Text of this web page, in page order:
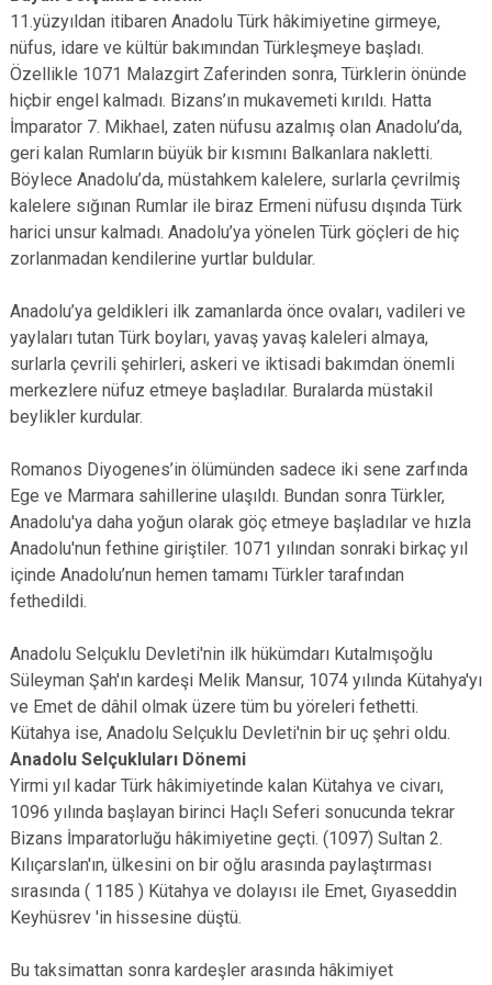
11.yüzyıldan itibaren Anadolu Türk hâkimiyetine girmeye,
nüfus, idare ve kültür bakımından Türkleşmeye başladı.
Özellikle 1071 Malazgirt Zaferinden sonra, Türklerin önünde
hiçbir engel kalmadı. Bizans’ın mukavemeti kırıldı. Hatta
İmparator 7. Mikhael, zaten nüfusu azalmış olan Anadolu’da,
geri kalan Rumların büyük bir kısmını Balkanlara nakletti.
Böylece Anadolu’da, müstahkem kalelere, surlarla çevrilmiş
kalelere sığınan Rumlar ile biraz Ermeni nüfusu dışında Türk
harici unsur kalmadı. Anadolu’ya yönelen Türk göçleri de hiç
zorlanmadan kendilerine yurtlar buldular.
Anadolu’ya geldikleri ilk zamanlarda önce ovaları, vadileri ve
yaylaları tutan Türk boyları, yavaş yavaş kaleleri almaya,
surlarla çevrili şehirleri, askeri ve iktisadi bakımdan önemli
merkezlere nüfuz etmeye başladılar. Buralarda müstakil
beylikler kurdular.
Romanos Diyogenes’in ölümünden sadece iki sene zarfında
Ege ve Marmara sahillerine ulaşıldı. Bundan sonra Türkler,
Anadolu'ya daha yoğun olarak göç etmeye başladılar ve hızla
Anadolu'nun fethine giriştiler. 1071 yılından sonraki birkaç yıl
içinde Anadolu’nun hemen tamamı Türkler tarafından
fethedildi.
Anadolu Selçuklu Devleti'nin ilk hükümdarı Kutalmışoğlu
Süleyman Şah'ın kardeşi Melik Mansur, 1074 yılında Kütahya'yı
ve Emet de dâhil olmak üzere tüm bu yöreleri fethetti.
Kütahya ise, Anadolu Selçuklu Devleti'nin bir uç şehri oldu.
Anadolu Selçukluları Dönemi
Yirmi yıl kadar Türk hâkimiyetinde kalan Kütahya ve civarı,
1096 yılında başlayan birinci Haçlı Seferi sonucunda tekrar
Bizans İmparatorluğu hâkimiyetine geçti. (1097) Sultan 2.
Kılıçarslan'ın, ülkesini on bir oğlu arasında paylaştırması
sırasında ( 1185 ) Kütahya ve dolayısı ile Emet, Gıyaseddin
Keyhüsrev 'in hissesine düştü.
Bu taksimattan sonra kardeşler arasında hâkimiyet